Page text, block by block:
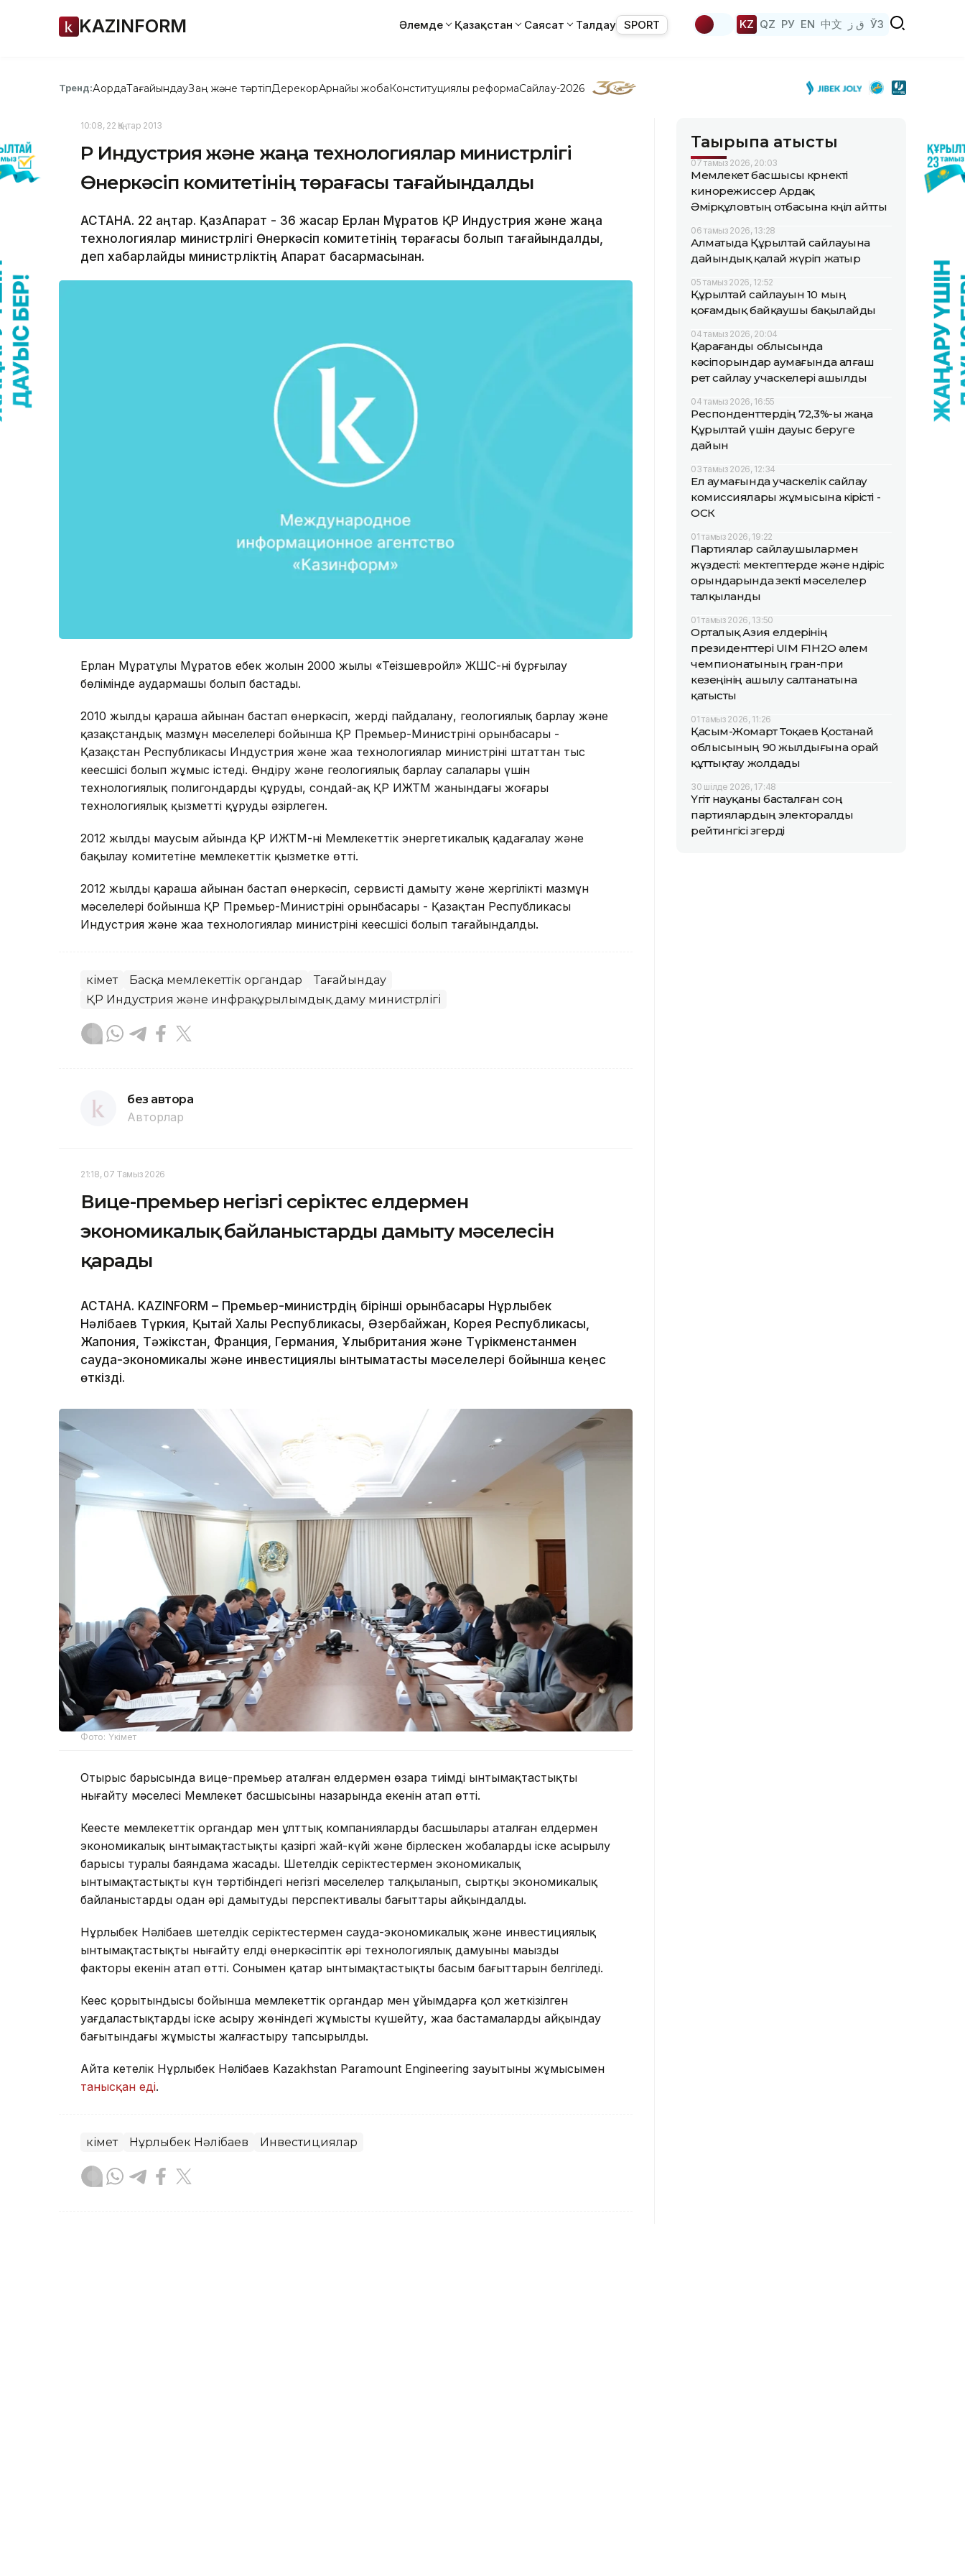
KAZINFORM Әлемде Қазақстан Саясат Талдау SPORT KZ QZ РУ EN 中文 ق ز ЎЗ
Тренд:АқордаТағайындауЗаң және тәртіпДерекқорАрнайы жобаКонституциялық реформаСайлау-2026
10:08, 22 Қаңтар 2013
ҚР Индустрия және жаңа технологиялар министрлігі
Өнеркәсіп комитетінің төрағасы тағайындалды
АСТАНА. 22 қаңтар. ҚазАқпарат - 36 жасар Ерлан Мұратов ҚР Индустрия және жаңа
технологиялар министрлігі Өнеркәсіп комитетінің төрағасы болып тағайындалды,
деп хабарлайды министрліктің Ақпарат басқармасынан.
Ерлан Мұратұлы Мұратов еңбек жолын 2000 жылы «Теңізшевройл» ЖШС-нің бұрғылау
бөлімінде аудармашы болып бастады.
2010 жылдың қараша айынан бастап өнеркәсіп, жерді пайдалану, геологиялық барлау және
қазақстандық мазмұн мәселелері бойынша ҚР Премьер-Министрінің орынбасары -
Қазақстан Республикасы Индустрия және жаңа технологиялар министрінің штаттан тыс
кеңесшісі болып жұмыс істеді. Өндіру және геологиялық барлау салалары үшін
технологиялық полигондарды құруды, сондай-ақ ҚР ИЖТМ жанындағы жоғары
технологиялық қызметті құруды әзірлеген.
2012 жылдың маусым айында ҚР ИЖТМ-нің Мемлекеттік энергетикалық қадағалау және
бақылау комитетіне мемлекеттік қызметке өтті.
2012 жылдың қараша айынан бастап өнеркәсіп, сервисті дамыту және жергілікті мазмұн
мәселелері бойынша ҚР Премьер-Министрінің орынбасары - Қазақтан Республикасы
Индустрия және жаңа технологиялар министрінің кеңесшісі болып тағайындалды.
Үкімет Басқа мемлекеттік органдар
Тағайындау
ҚР Индустрия және инфрақұрылымдық даму министрлігі
без автора
Авторлар
21:18, 07 Тамыз 2026
Вице-премьер негізгі серіктес елдермен
экономикалық байланыстарды дамыту мәселесін
қарады
АСТАНА. KAZINFORM – Премьер-министрдің бірінші орынбасары Нұрлыбек
Нәлібаев Түркия, Қытай Халық Республикасы, Әзербайжан, Корея Республикасы,
Жапония, Тәжікстан, Франция, Германия, Ұлыбритания және Түрікменстанмен
сауда-экономикалық және инвестициялық ынтымақтастық мәселелері бойынша кеңес
өткізді.
Фото: Үкімет
Отырыс барысында вице-премьер аталған елдермен өзара тиімді ынтымақтастықты
нығайту мәселесі Мемлекет басшысының назарында екенін атап өтті.
Кеңесте мемлекеттік органдар мен ұлттық компаниялардың басшылары аталған елдермен
экономикалық ынтымақтастықтың қазіргі жай-күйі және бірлескен жобалардың іске асырылу
барысы туралы баяндама жасады. Шетелдік серіктестермен экономикалық
ынтымақтастықтың күн тәртібіндегі негізгі мәселелер талқыланып, сыртқы экономикалық
байланыстарды одан әрі дамытудың перспективалы бағыттары айқындалды.
Нұрлыбек Нәлібаев шетелдік серіктестермен сауда-экономикалық және инвестициялық
ынтымақтастықты нығайту елдің өнеркәсіптік әрі технологиялық дамуының маңызды
факторы екенін атап өтті. Сонымен қатар ынтымақтастықтың басым бағыттарын белгіледі.
Кеңес қорытындысы бойынша мемлекеттік органдар мен ұйымдарға қол жеткізілген
уағдаластықтарды іске асыру жөніндегі жұмысты күшейту, жаңа бастамаларды айқындау
бағытындағы жұмысты жалғастыру тапсырылды.
Айта кетелік Нұрлыбек Нәлібаев Kazakhstan Paramount Engineering зауытының жұмысымен
танысқан еді.
Үкімет Нұрлыбек Нәлібаев Инвестициялар
Тақырыпқа қатысты
07 тамыз 2026, 20:03
Мемлекет басшысы көрнекті
кинорежиссер Ардақ
Әмірқұловтың отбасына көңіл айтты
06 тамыз 2026, 13:28
Алматыда Құрылтай сайлауына
дайындық қалай жүріп жатыр
05 тамыз 2026, 12:52
Құрылтай сайлауын 10 мың
қоғамдық байқаушы бақылайды
04 тамыз 2026, 20:04
Қарағанды облысында
кәсіпорындар аумағында алғаш
рет сайлау учаскелері ашылды
04 тамыз 2026, 16:55
Респонденттердің 72,3%-ы жаңа
Құрылтай үшін дауыс беруге
дайын
03 тамыз 2026, 12:34
Ел аумағында учаскелік сайлау
комиссиялары жұмысына кірісті -
ОСК
01 тамыз 2026, 19:22
Партиялар сайлаушылармен
жүздесті: мектептерде және өндіріс
орындарында өзекті мәселелер
талқыланды
01 тамыз 2026, 13:50
Орталық Азия елдерінің
президенттері UIM F1H2O әлем
чемпионатының гран-при
кезеңінің ашылу салтанатына
қатысты
01 тамыз 2026, 11:26
Қасым-Жомарт Тоқаев Қостанай
облысының 90 жылдығына орай
құттықтау жолдады
30 шілде 2026, 17:48
Үгіт науқаны басталған соң
партиялардың электоралды
рейтингісі өзгерді